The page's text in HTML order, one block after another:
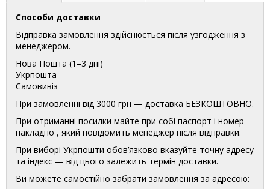
Способи доставки
Відправка замовлення здійснюється після узгодження з
менеджером.
Нова Пошта (1–3 дні)
Укрпошта
Самовивіз
При замовленні від 3000 грн — доставка БЕЗКОШТОВНО.
При отриманні посилки майте при собі паспорт і номер
накладної, який повідомить менеджер після відправки.
При виборі Укрпошти обов’язково вказуйте точну адресу
та індекс — від цього залежить термін доставки.
Ви можете самостійно забрати замовлення за адресою: